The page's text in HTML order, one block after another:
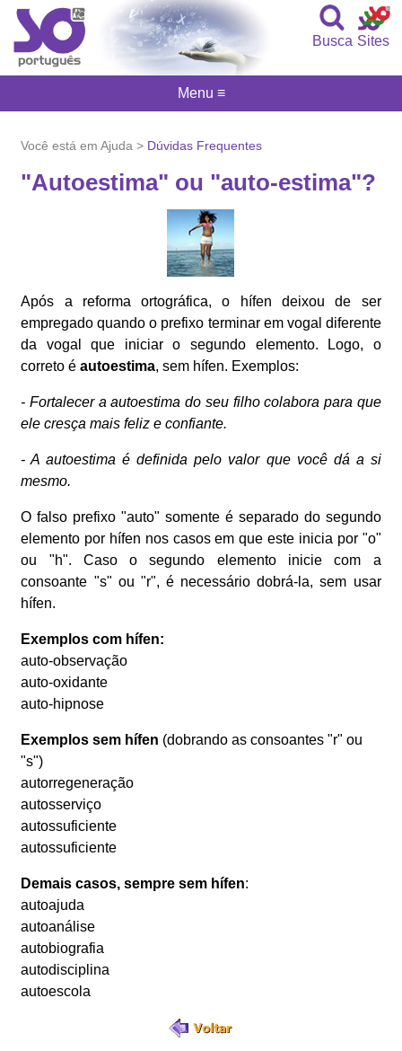
Sites
Busca
Você está em Ajuda > Dúvidas Frequentes
"Autoestima" ou "auto-estima"?
Após a reforma ortográfica, o hífen deixou de ser
empregado quando o prefixo terminar em vogal diferente
da vogal que iniciar o segundo elemento. Logo, o
correto éautoestima, sem hífen. Exemplos:
- Fortalecer a autoestima do seu filho colabora para que
ele cresça mais feliz e confiante.
- A autoestima é definida pelo valor que você dá a si
mesmo.
O falso prefixo "auto" somente é separado do segundo
elemento por hífen nos casos em que este inicia por "o"
ou "h". Caso o segundo elemento inicie com a
consoante "s" ou "r", é necessário dobrá-la, sem usar
hífen.
Exemplos com hífen:
auto-observação
auto-oxidante
auto-hipnose
Exemplos sem hífen (dobrando as consoantes "r" ou
"s")
autorregeneração
autosserviço
autossuficiente
autossuficiente
Demais casos, sempre sem hífen:
autoajuda
autoanálise
autobiografia
autodisciplina
autoescola